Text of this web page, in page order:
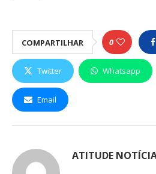
COMPARTILHAR 0
Twitter Whatsapp
Email
ATITUDE